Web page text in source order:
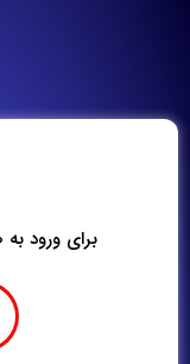
برای ورود